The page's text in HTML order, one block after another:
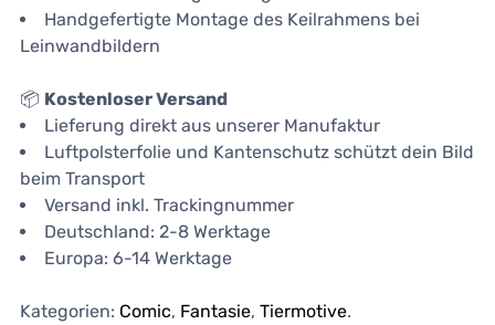
Handgefertigte Montage des Keilrahmens bei
Leinwandbildern
📦 Kostenloser Versand
Lieferung direkt aus unserer Manufaktur
Luftpolsterfolie und Kantenschutz schützt dein Bild
beim Transport
Versand inkl. Trackingnummer
Deutschland: 2-8 Werktage
Europa: 6-14 Werktage
Kategorien: Comic, Fantasie,Tiermotive.